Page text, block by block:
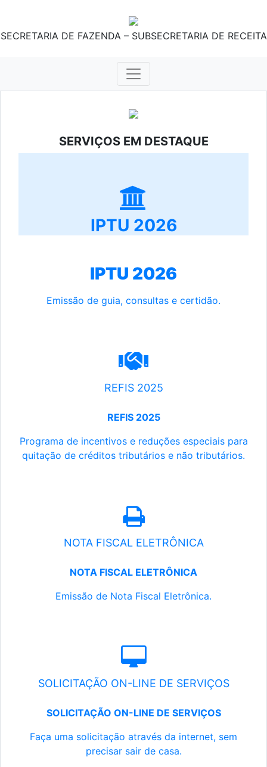
SECRETARIA DE FAZENDA – SUBSECRETARIA DE RECEITA
SERVIÇOS EM DESTAQUE
IPTU 2026
IPTU 2026
Emissão de guia, consultas e certidão.
REFIS 2025
REFIS 2025
Programa de incentivos e reduções especiais para
quitação de créditos tributários e não tributários.
NOTA FISCAL ELETRÔNICA
NOTA FISCAL ELETRÔNICA
Emissão de Nota Fiscal Eletrônica.
SOLICITAÇÃO ON-LINE DE SERVIÇOS
SOLICITAÇÃO ON-LINE DE SERVIÇOS
Faça uma solicitação através da internet, sem
precisar sair de casa.